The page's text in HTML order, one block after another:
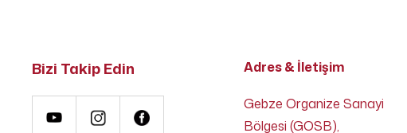
Bizi Takip Edin Adres & İletişim
Gebze Organize Sanayi
Bölgesi (GOSB),